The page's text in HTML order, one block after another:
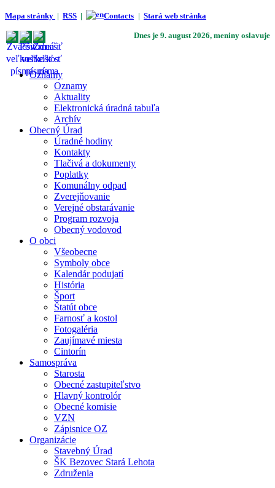
Mapa stránky | RSS | Contacts | Stará web stránka
Dnes je 9. august 2026, meniny oslavuje
Oznamy
Oznamy
Aktuality
Elektronická úradná tabuľa
Archív
Obecný Úrad
Úradné hodiny
Kontakty
Tlačivá a dokumenty
Poplatky
Komunálny odpad
Zverejňovanie
Verejné obstarávanie
Program rozvoja
Obecný vodovod
O obci
Všeobecne
Symboly obce
Kalendár podujatí
História
Šport
Štatút obce
Farnosť a kostol
Fotogaléria
Zaujímavé miesta
Cintorín
Samospráva
Starosta
Obecné zastupiteľstvo
Hlavný kontrolór
Obecné komisie
VZN
Zápisnice OZ
Organizácie
Stavebný Úrad
ŠK Bezovec Stará Lehota
Združenia